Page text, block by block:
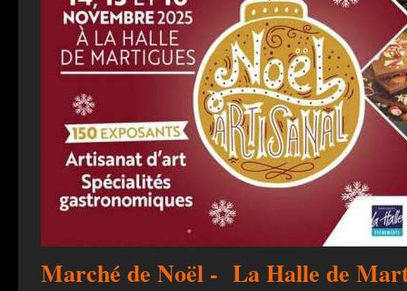
Marché de Noël - La Halle de